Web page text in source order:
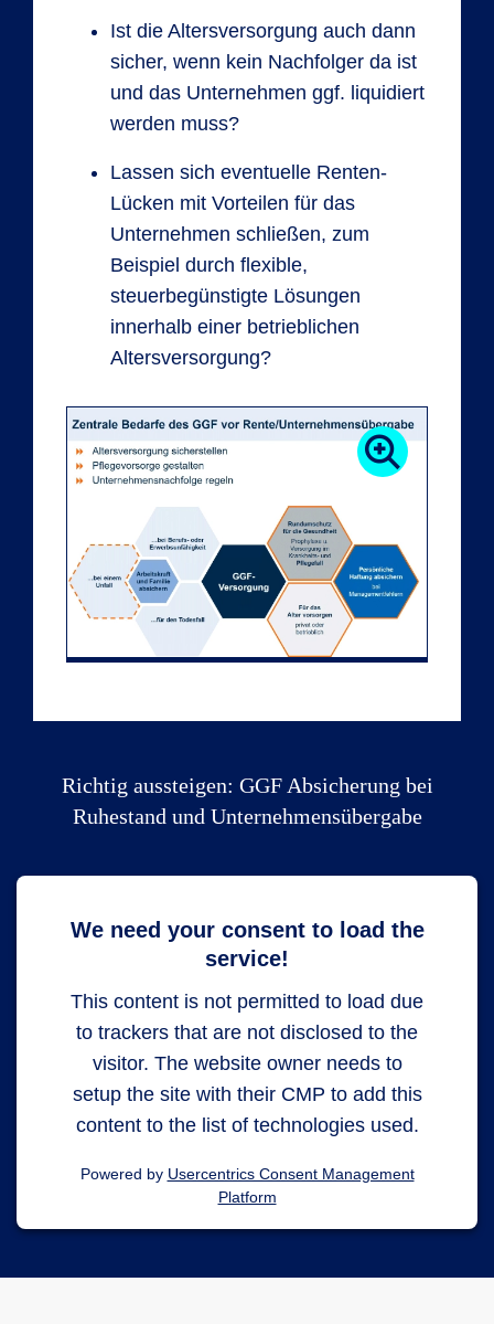
Ist die Altersversorgung auch dann
sicher, wenn kein Nachfolger da ist
und das Unternehmen ggf. liquidiert
werden muss?
Lassen sich eventuelle Renten-
Lücken mit Vorteilen für das
Unternehmen schließen, zum
Beispiel durch flexible,
steuerbegünstigte Lösungen
innerhalb einer betrieblichen
Altersversorgung?
Richtig aussteigen: GGF Absicherung bei
Ruhestand und Unternehmensübergabe
We need your consent to load the
service!
This content is not permitted to load due
to trackers that are not disclosed to the
visitor. The website owner needs to
setup the site with their CMP to add this
content to the list of technologies used.
Powered by Usercentrics Consent Management
Platform